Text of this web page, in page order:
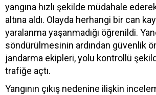
yangına hızlı şekilde müdahale
altına aldı. Olayda herhangi bir can
yaralanma yaşanmadığı öğrenildi.
söndürülmesinin ardından güvenlik
jandarma ekipleri, yolu kontrollü
trafiğe açtı.
Yangının çıkış nedenine ilişkin